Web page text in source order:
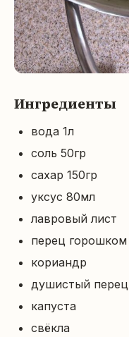
Ингредиенты
вода 1л
соль 50гр
сахар 150гр
уксус 80мл
лавровый лист
перец горошком
кориандр
душистый перец
капуста
свёкла